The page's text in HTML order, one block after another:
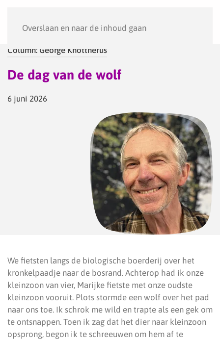
Overslaan en naar de inhoud gaan
Column: George Knottnerus
De dag van de wolf
6 juni 2026
We fietsten langs de biologische boerderij over het
kronkelpaadje naar de bosrand. Achterop had ik onze
kleinzoon van vier, Marijke fietste met onze oudste
kleinzoon vooruit. Plots stormde een wolf over het pad
naar ons toe. Ik schrok me wild en trapte als een gek om
te ontsnappen. Toen ik zag dat het dier naar kleinzoon
opsprong, begon ik te schreeuwen om hem af te